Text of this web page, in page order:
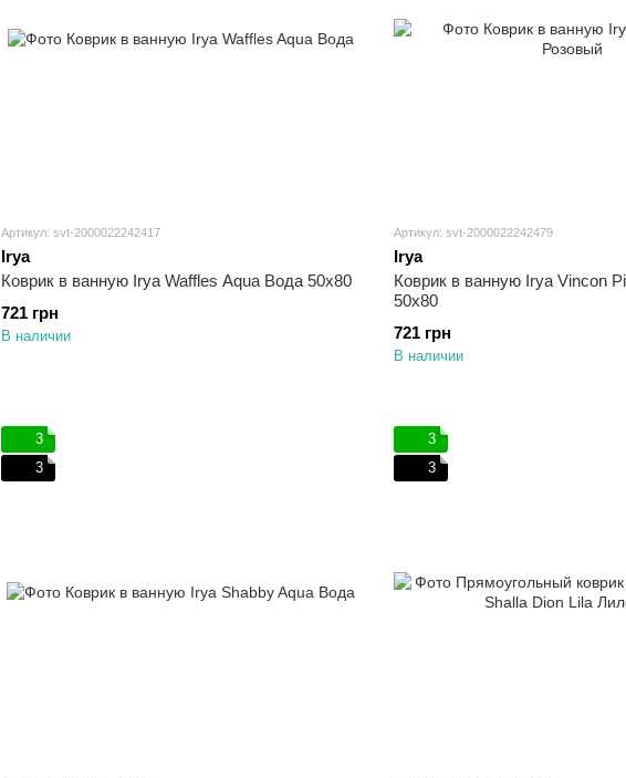
Артикул: svt-2000022242417
Irya
Коврик в ванную Irya Waffles Aqua Вода 50х80
721 грн
В наличии
Артикул: svt-2000022242479
Irya
Коврик в ванную Irya Vincon
50х80
721 грн
В наличии
3
3
3
3